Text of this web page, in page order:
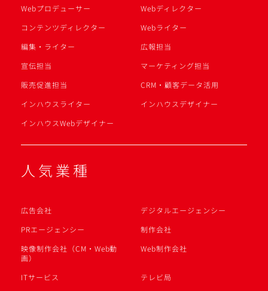
Webプロデューサー
Webディレクター
コンテンツディレクター
Webライター
編集・ライター
広報担当
宣伝担当
マーケティング担当
販売促進担当
CRM・顧客データ活用
インハウスライター
インハウスデザイナー
インハウスWebデザイナー
人気業種
広告会社
デジタルエージェンシー
PRエージェンシー
制作会社
映像制作会社（CM・Web動
画）
Web制作会社
ITサービス
テレビ局